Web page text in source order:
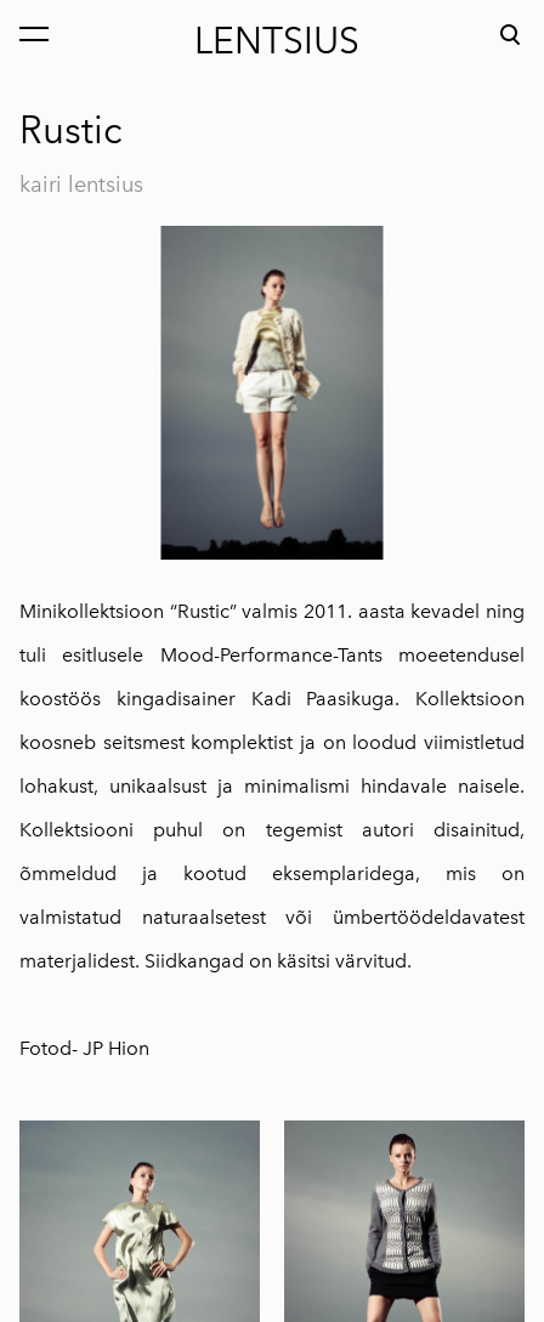
LENTSIUS
lisati ostukorvi. Vaata ostukorvi
Rustic
kairi lentsius
Minikollektsioon “Rustic” valmis 2011. aasta kevadel ning
tuli esitlusele Mood-Performance-Tants moeetendusel
koostöös kingadisainer Kadi Paasikuga. Kollektsioon
koosneb seitsmest komplektist ja on loodud viimistletud
lohakust, unikaalsust ja minimalismi hindavale naisele.
Kollektsiooni puhul on tegemist autori disainitud,
õmmeldud ja kootud eksemplaridega, mis on
valmistatud naturaalsetest või ümbertöödeldavatest
materjalidest. Siidkangad on käsitsi värvitud.
Fotod- JP Hion